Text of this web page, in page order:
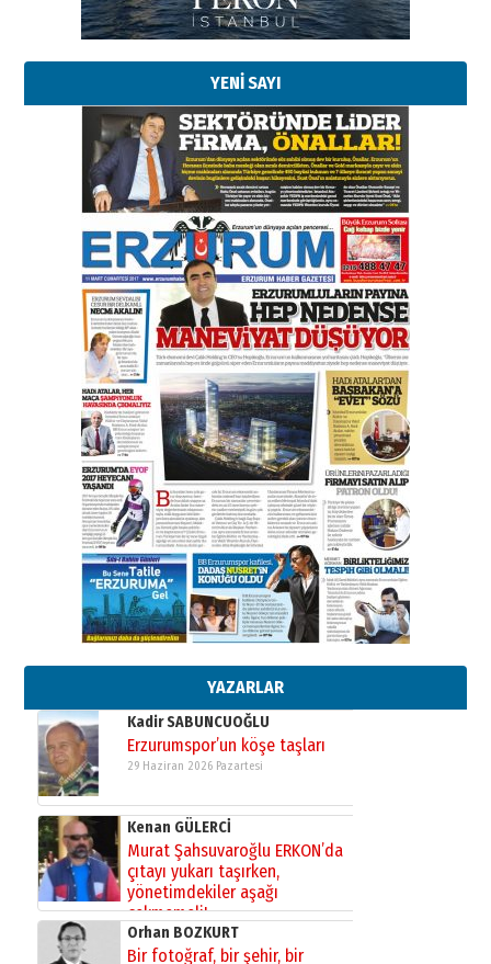
YENİ SAYI
YAZARLAR
Erzurumspor’un köşe taşları
29 Haziran 2026 Pazartesi
Kenan GÜLERCİ
Murat Şahsuvaroğlu ERKON’da
çıtayı yukarı taşırken,
yönetimdekiler aşağı
çekmemeli!
17 Şubat 2026 SalıOrhan BOZKURT
Bir fotoğraf, bir şehir, bir
gazeteci… Dizginler kimin
elinde?
31 Mart 2026 Salı
A. Berhan Yılmaz
BİR BÖLÜM DEĞİL, BİR ÖMÜR
SEÇİYORSUNUZ… “NEDEN
ATATÜRK ÜNİVERSİTESİ?”
28 Temmuz 2026 Salı
Ahmet Gökhan YAZICI
Ahmed Yesevi’den bir Alperen…
”Reisimiz” idi… Hakka yürüdü.!
26 Mart 2026 Perşembe
Cem Bakırcı
Ardında bıraktığı hatıralarıyla
gönül adamı Faruk Terzioğlu!
13 Mayıs 2026 Çarşamba
Esat BİNDESEN
Başkan Sekmen’den Erzurum’a
02 Ağustos 2026 Pazar
Kadir SABUNCUOĞLU
Erzurumspor’un köşe taşları
29 Haziran 2026 Pazartesi
Kenan GÜLERCİ
Murat Şahsuvaroğlu ERKON’da
çıtayı yukarı taşırken,
yönetimdekiler aşağı
çekmemeli!
17 Şubat 2026 SalıOrhan BOZKURT
Bir fotoğraf, bir şehir, bir